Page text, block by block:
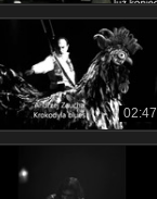
02:47